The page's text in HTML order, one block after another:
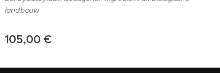
landbouw
105,00 €